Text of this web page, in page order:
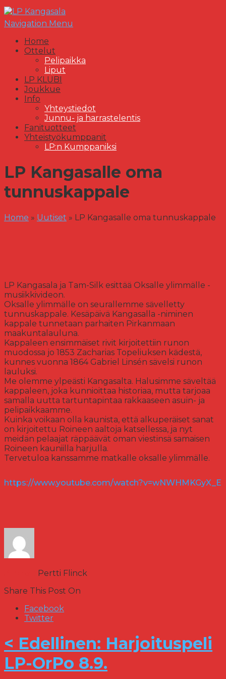
Navigation Menu
Home
Ottelut
Pelipaikka
Liput
LP KLUBI
Joukkue
Info
Yhteystiedot
Junnu- ja harrastelentis
Fanituotteet
Yhteistyökumppanit
LP:n Kumppaniksi
LP Kangasalle oma
tunnuskappale
Home » Uutiset » LP Kangasalle oma tunnuskappale
LP Kangasala ja Tam-Silk esittää Oksalle ylimmälle -
musiikkivideon.
Oksalle ylimmälle on seurallemme sävelletty
tunnuskappale. Kesäpäivä Kangasalla -niminen
kappale tunnetaan parhaiten Pirkanmaan
maakuntalauluna.
Kappaleen ensimmäiset rivit kirjoitettiin runon
muodossa jo 1853 Zacharias Topeliuksen kädestä,
kunnes vuonna 1864 Gabriel Linsén sävelsi runon
lauluksi.
Me olemme ylpeästi Kangasalta. Halusimme säveltää
kappaleen, joka kunnioittaa historiaa, mutta tarjoaa
samalla uutta tartuntapintaa rakkaaseen asuin- ja
pelipaikkaamme.
Kuinka voikaan olla kaunista, että alkuperäiset sanat
on kirjoitettu Roineen aaltoja katsellessa, ja nyt
meidän pelaajat räppäävät oman viestinsä samaisen
Roineen kauniilla harjulla.
Tervetuloa kanssamme matkalle oksalle ylimmälle.
https://www.youtube.com/watch?v=wNWHMKGyX_E
Pertti Flinck
Share This Post On
Facebook
Twitter
< Edellinen: Harjoituspeli
LP-OrPo 8.9.